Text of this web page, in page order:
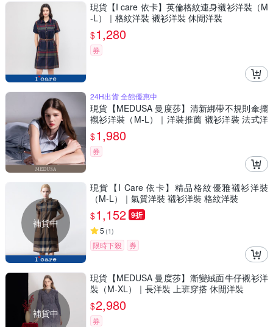
現貨【I care 依卡】英倫格紋連身襯衫洋裝（M
-L）｜格紋洋裝 襯衫洋裝 休閒洋裝
$1,280
券
24H出貨 全館優惠中
現貨【MEDUSA 曼度莎】清新綁帶不規則傘擺
襯衫洋裝（M-L）｜洋裝推薦 襯衫洋裝 法式洋
裝
$1,980
券
補貨中
現貨【I Care 依卡】精品格紋優雅襯衫洋裝
（M-L）｜氣質洋裝 襯衫洋裝 格紋洋裝
$1,152 9折
5 (1)
限時下殺 券
補貨中
現貨【MEDUSA 曼度莎】漸變絨面牛仔襯衫洋
裝（M-XL）｜長洋裝 上班穿搭 休閒洋裝
$2,980
券